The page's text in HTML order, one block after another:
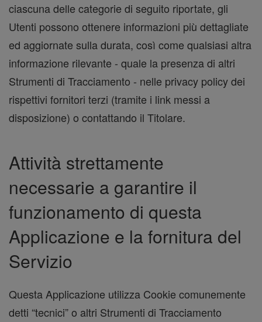
ciascuna delle categorie di seguito riportate, gli
Utenti possono ottenere informazioni più dettagliate
ed aggiornate sulla durata, così come qualsiasi altra
informazione rilevante - quale la presenza di altri
Strumenti di Tracciamento - nelle privacy policy dei
rispettivi fornitori terzi (tramite i link messi a
disposizione) o contattando il Titolare.
Attività strettamente
necessarie a garantire il
funzionamento di questa
Applicazione e la fornitura del
Servizio
Questa Applicazione utilizza Cookie comunemente
detti “tecnici” o altri Strumenti di Tracciamento